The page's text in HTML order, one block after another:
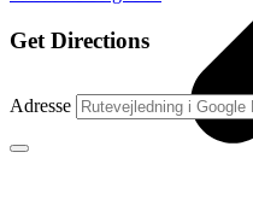
Get Directions
Adresse